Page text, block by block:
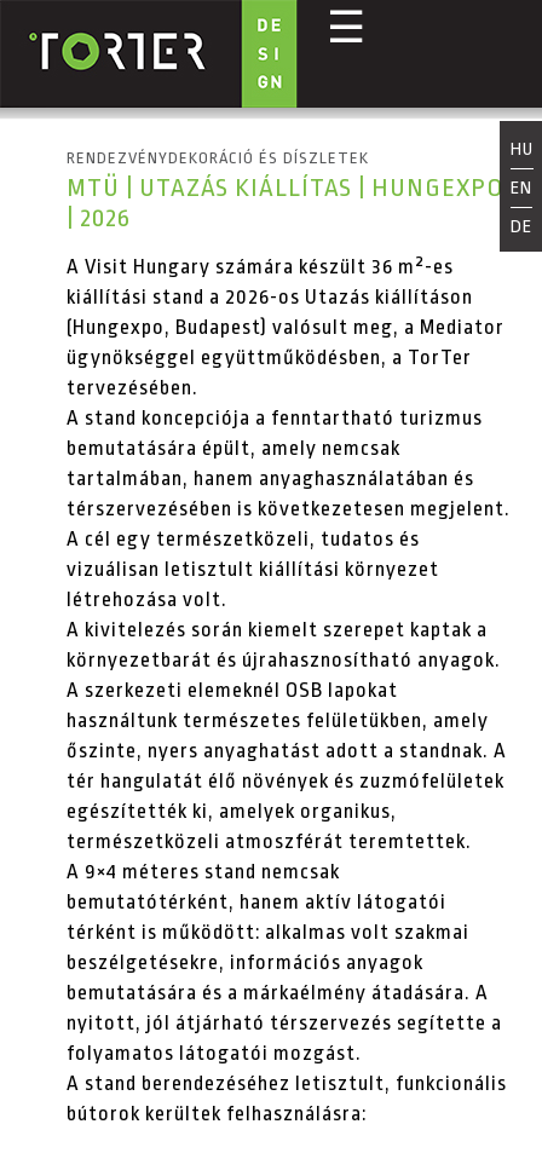
Ugrás a tartalomra
☰
HU
EN
DE
RENDEZVÉNYDEKORÁCIÓ ÉS DÍSZLETEK
MTÜ | UTAZÁS KIÁLLÍTAS | HUNGEXPO
| 2026
A Visit Hungary számára készült 36 m²-es
kiállítási stand a 2026-os Utazás kiállításon
(Hungexpo, Budapest) valósult meg, a Mediator
ügynökséggel együttműködésben, a TorTer
tervezésében.
A stand koncepciója a fenntartható turizmus
bemutatására épült, amely nemcsak
tartalmában, hanem anyaghasználatában és
térszervezésében is következetesen megjelent.
A cél egy természetközeli, tudatos és
vizuálisan letisztult kiállítási környezet
létrehozása volt.
A kivitelezés során kiemelt szerepet kaptak a
környezetbarát és újrahasznosítható anyagok.
A szerkezeti elemeknél OSB lapokat
használtunk természetes felületükben, amely
őszinte, nyers anyaghatást adott a standnak. A
tér hangulatát élő növények és zuzmófelületek
egészítették ki, amelyek organikus,
természetközeli atmoszférát teremtettek.
A 9×4 méteres stand nemcsak
bemutatótérként, hanem aktív látogatói
térként is működött: alkalmas volt szakmai
beszélgetésekre, információs anyagok
bemutatására és a márkaélmény átadására. A
nyitott, jól átjárható térszervezés segítette a
folyamatos látogatói mozgást.
A stand berendezéséhez letisztult, funkcionális
bútorok kerültek felhasználásra: